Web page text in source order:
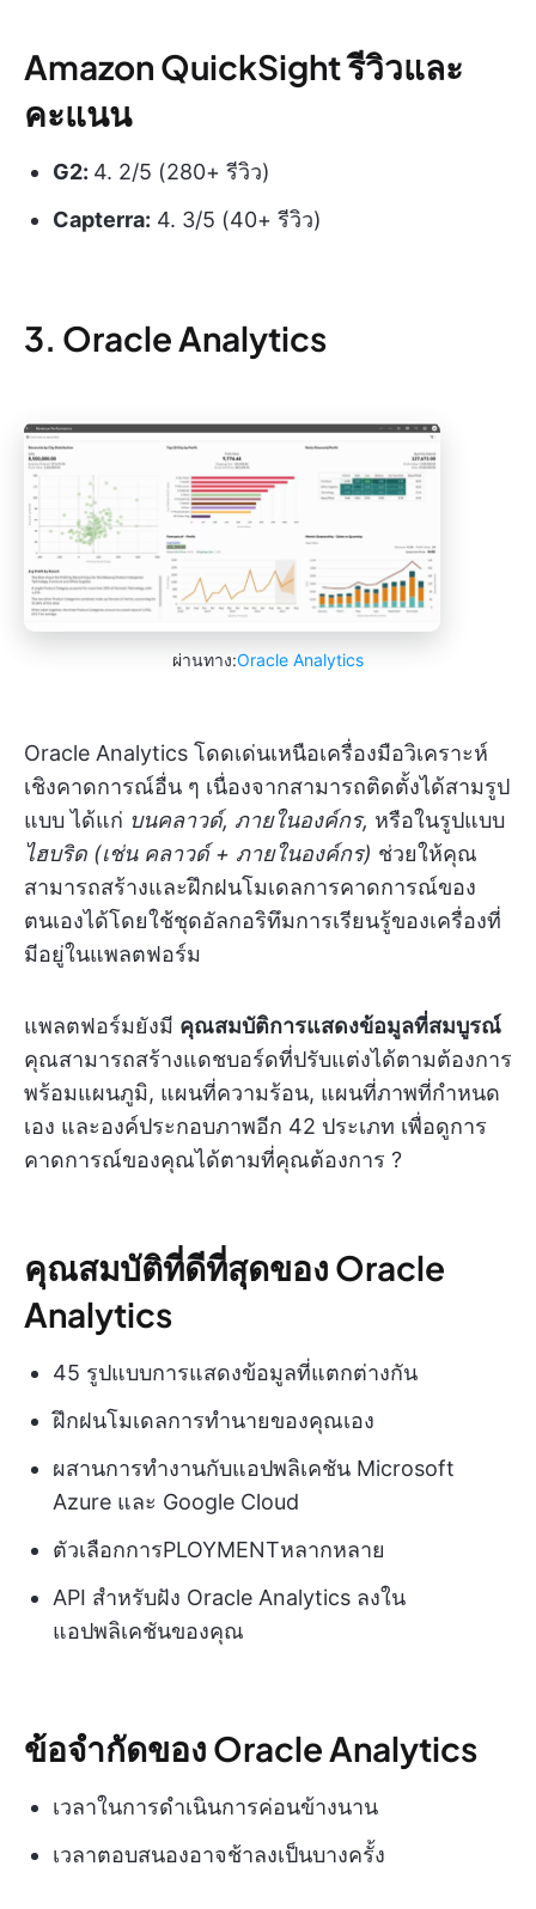
Amazon QuickSight รีวิวและ
คะแนน
G2: 4. 2/5 (280+ รีวิว)
Capterra: 4. 3/5 (40+ รีวิว)
3. Oracle Analytics
ผ่านทาง:Oracle Analytics
Oracle Analytics โดดเด่นเหนือเครื่องมือวิเคราะห์
เชิงคาดการณ์อื่น ๆ เนื่องจากสามารถติดตั้งได้สามรูป
แบบ ได้แก่ บนคลาวด์, ภายในองค์กร, หรือในรูปแบบ
ไฮบริด (เช่น คลาวด์ + ภายในองค์กร) ช่วยให้คุณ
สามารถสร้างและฝึกฝนโมเดลการคาดการณ์ของ
ตนเองได้โดยใช้ชุดอัลกอริทึมการเรียนรู้ของเครื่องที่
มีอยู่ในแพลตฟอร์ม
แพลตฟอร์มยังมี คุณสมบัติการแสดงข้อมูลที่สมบูรณ์
คุณสามารถสร้างแดชบอร์ดที่ปรับแต่งได้ตามต้องการ
พร้อมแผนภูมิ, แผนที่ความร้อน, แผนที่ภาพที่กำหนด
เอง และองค์ประกอบภาพอีก 42 ประเภท เพื่อดูการ
คาดการณ์ของคุณได้ตามที่คุณต้องการ ?
คุณสมบัติที่ดีที่สุดของ Oracle
Analytics
45 รูปแบบการแสดงข้อมูลที่แตกต่างกัน
ฝึกฝนโมเดลการทำนายของคุณเอง
ผสานการทำงานกับแอปพลิเคชัน Microsoft
Azure และ Google Cloud
ตัวเลือกการPLOYMENTหลากหลาย
API สำหรับฝัง Oracle Analytics ลงใน
แอปพลิเคชันของคุณ
ข้อจำกัดของ Oracle Analytics
เวลาในการดำเนินการค่อนข้างนาน
เวลาตอบสนองอาจช้าลงเป็นบางครั้ง